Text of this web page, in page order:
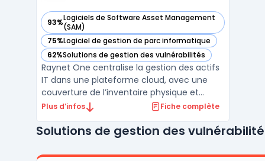
93%Logiciels de Software Asset Management
(SAM)
— voir Raynet One dans cette catégorie
75%Logiciel de gestion de parc informatique
— voir Raynet One dans cette catégorie
62%Solutions de gestion des vulnérabilités
— voir Raynet One dans cette catégorie
Raynet One centralise la gestion des actifs
IT dans une plateforme cloud, avec une
couverture de l’inventaire physique et
virtuel. Ce logiciel permet la visibilité en
SaaS et cloud, concernant le pilotage et
Les ...
Plus d’infos Fiche complète
Solutions de gestion des